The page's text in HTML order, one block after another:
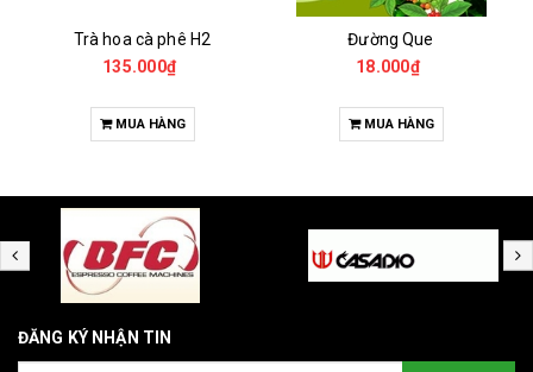
Trà hoa cà phê H2
135.000₫
MUA HÀNG
Đường Que
18.000₫
MUA HÀNG
ĐĂNG KÝ NHẬN TIN